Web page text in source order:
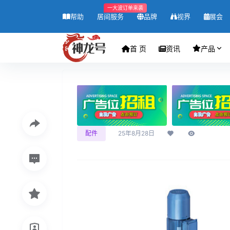
帮助 居间服务
一大波订单来袭
品牌 视界 展会
首 页 资讯 产品
配件 25年8月28日